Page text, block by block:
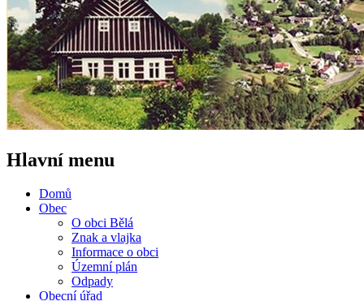
Hlavní menu
Domů
Obec
O obci Bělá
Znak a vlajka
Informace o obci
Územní plán
Odpady
Obecní úřad